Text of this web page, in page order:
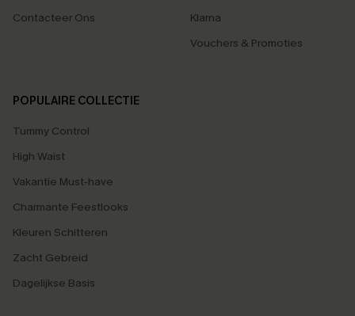
Contacteer Ons
Klarna
Vouchers & Promoties
POPULAIRE COLLECTIE
Tummy Control
High Waist
Vakantie Must-have
Charmante Feestlooks
Kleuren Schitteren
Zacht Gebreid
Dagelijkse Basis